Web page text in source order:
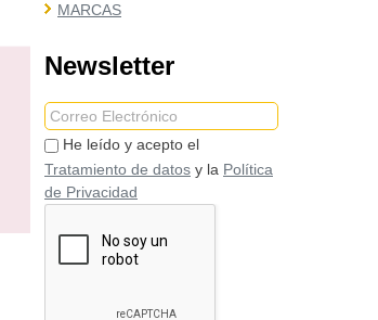
MARCAS
Newsletter
He leído y acepto el
Tratamiento de datos y la Política
de Privacidad